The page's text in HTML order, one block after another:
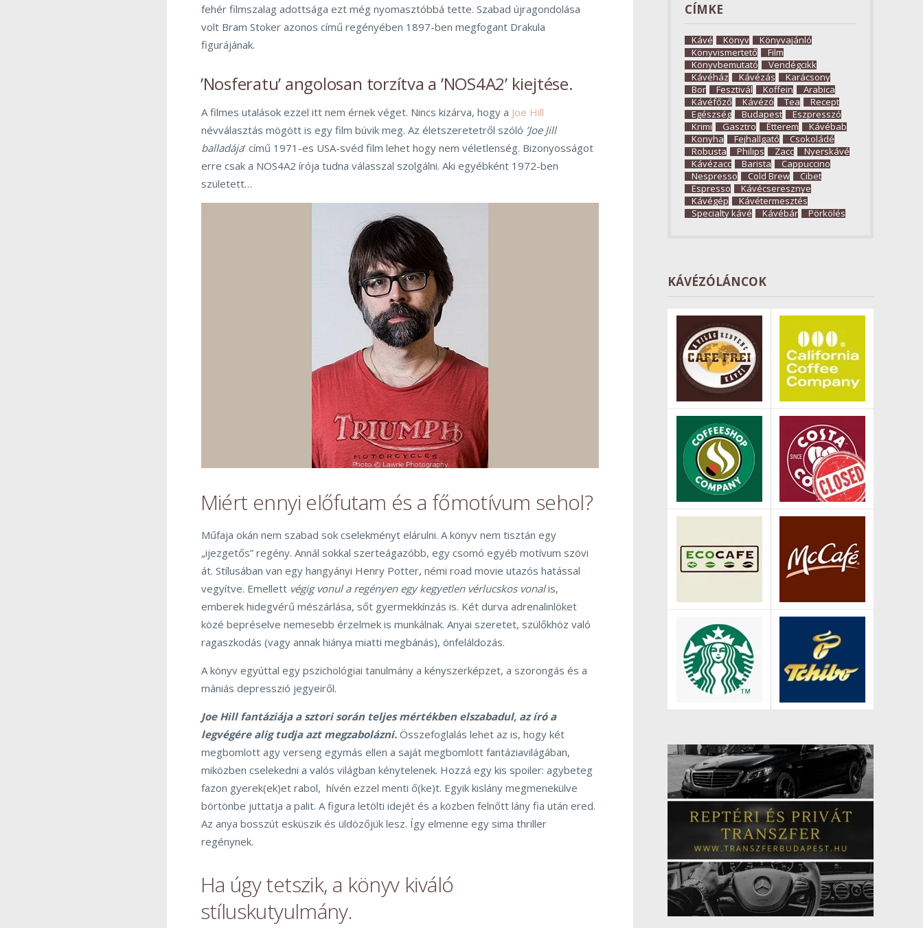
fehér filmszalag adottsága ezt még nyomasztóbbá tette. Szabad újragondolása
volt Bram Stoker azonos című regényében 1897-ben megfogant Drakula
figurájának.
’Nosferatu’ angolosan torzítva a ’NOS4A2’ kiejtése.
A filmes utalások ezzel itt nem érnek véget. Nincs kizárva, hogy a Joe Hill
névválasztás mögött is egy film búvik meg. Az életszeretetről szóló ’Joe Jill
balladája’ című 1971-es USA-svéd film lehet hogy nem véletlenség. Bizonyosságot
erre csak a NOS4A2 írója tudna válasszal szolgálni. Aki egyébként 1972-ben
született…
Miért ennyi előfutam és a főmotívum sehol?
Műfaja okán nem szabad sok cselekményt elárulni. A könyv nem tisztán egy
„ijezgetős” regény. Annál sokkal szerteágazóbb, egy csomó egyéb motívum szövi
át. Stílusában van egy hangyányi Henry Potter, némi road movie utazós hatással
vegyítve. Emellett végig vonul a regényen egy kegyetlen vérlucskos vonalis,
emberek hidegvérű mészárlása, sőt gyermekkínzás is. Két durva adrenalinlöket
közé bepréselve nemesebb érzelmek is munkálnak. Anyai szeretet, szülőkhöz való
ragaszkodás (vagy annak hiánya miatti megbánás), önfeláldozás.
A könyv egyúttal egy pszichológiai tanulmány a kényszerképzet, a szorongás és a
mániás depresszió jegyeiről.
Joe Hill fantáziája a sztori során teljes mértékben elszabadul, az író a
legvégére alig tudja azt megzabolázni. Összefoglalás lehet az is, hogy két
megbomlott agy verseng egymás ellen a saját megbomlott fantáziavilágában,
miközben cselekedni a valós világban kénytelenek. Hozzá egy kis spoiler: agybeteg
fazon gyerek(ek)et rabol, hívén ezzel menti ő(ke)t. Egyik kislány megmenekülve
börtönbe juttatja a palit. A figura letölti idejét és a közben felnőtt lány fia után ered.
Az anya bosszút esküszik és üldözőjük lesz. Így elmenne egy sima thriller
regénynek.
Ha úgy tetszik, a könyv kiváló
stíluskutyulmány.
CÍMKE
Kávé Könyv
Könyvajánló
Könyvismertető
Film
Könyvbemutató
Vendégcikk
Kávéház
Kávézás
Karácsony
Bor
Fesztivál Koffein
Arabica
Kávéfőző
Kávézó Tea
Recept
Egészség
Budapest
Eszpresszó
Krimi
Gasztro Étterem
Kávébab
Konyha
Fejhallgató
Csokoládé
Robusta
Philips Zacc
Nyerskávé
Kávézacc
Barista
Cappuccino
Nespresso
Cold Brew
Cibet
Espresso
Kávécseresznye
Kávégép
Kávétermesztés
Specialty kávé
Kávébár Pörkölés
KÁVÉZÓLÁNCOK